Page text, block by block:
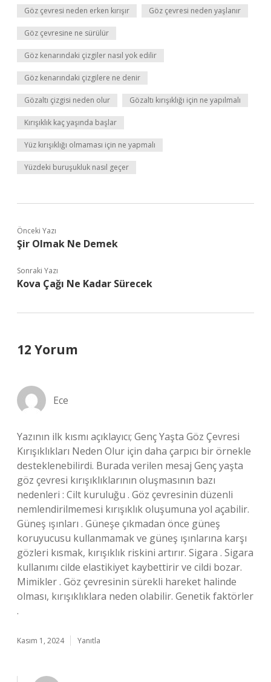
Göz çevresi neden erken kırışır Göz çevresi neden yaşlanır
Göz çevresine ne sürülür
Göz kenarındaki çizgiler nasıl yok edilir
Göz kenarındaki çizgilere ne denir
Gözaltı çizgisi neden olur Gözaltı kırışıklığı için ne yapılmalı
Kırışıklık kaç yaşında başlar
Yüz kırışıklığı olmaması için ne yapmalı
Yüzdeki buruşukluk nasıl geçer
Önceki Yazı
Şir Olmak Ne Demek
Sonraki Yazı
Kova Çağı Ne Kadar Sürecek
12 Yorum
Ece
Yazının ilk kısmı açıklayıcı; Genç Yaşta Göz Çevresi
Kırışıklıkları Neden Olur için daha çarpıcı bir örnekle
desteklenebilirdi. Burada verilen mesaj Genç yaşta
göz çevresi kırışıklıklarının oluşmasının bazı
nedenleri : Cilt kuruluğu . Göz çevresinin düzenli
nemlendirilmemesi kırışıklık oluşumuna yol açabilir.
Güneş ışınları . Güneşe çıkmadan önce güneş
koruyucusu kullanmamak ve güneş ışınlarına karşı
gözleri kısmak, kırışıklık riskini artırır. Sigara . Sigara
kullanımı cilde elastikiyet kaybettirir ve cildi bozar.
Mimikler . Göz çevresinin sürekli hareket halinde
olması, kırışıklıklara neden olabilir. Genetik faktörler
.
Kasım 1, 2024 Yanıtla